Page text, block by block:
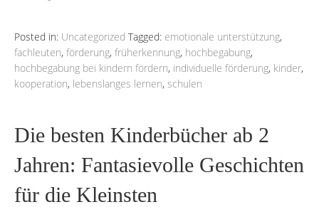
Posted in: Uncategorized Tagged: emotionale unterstützung,
fachleuten, förderung, früherkennung, hochbegabung,
hochbegabung bei kindern fördern, individuelle förderung, kinder,
kooperation, lebenslanges lernen, schulen
Die besten Kinderbücher ab 2
Jahren: Fantasievolle Geschichten
für die Kleinsten